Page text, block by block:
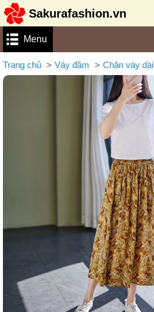
Sakurafashion.vn
Menu
Trang chủ Váy đầm Chân váy dài